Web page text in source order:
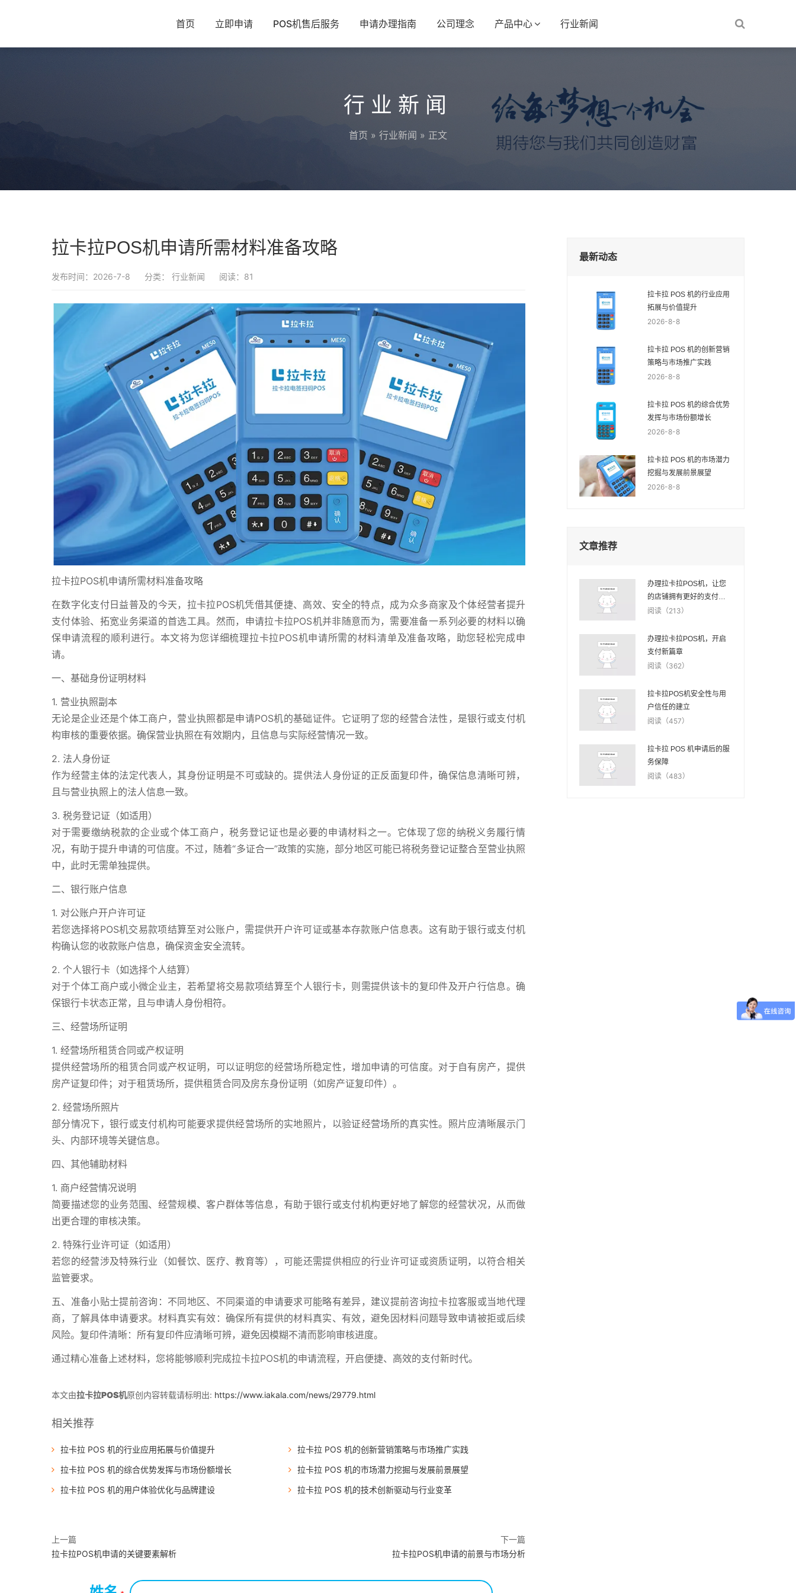
首页 立即申请 POS机售后服务 申请办理指南 公司理念 产品中心 行业新闻
行业新闻
首页 » 行业新闻 » 正文
拉卡拉POS机申请所需材料准备攻略
发布时间：2026-7-8 分类： 行业新闻 阅读：81
拉卡拉POS机申请所需材料准备攻略
在数字化支付日益普及的今天，拉卡拉POS机凭借其便捷、高效、安全的特点，成为众多商家及个体经营者提升
支付体验、拓宽业务渠道的首选工具。然而，申请拉卡拉POS机并非随意而为，需要准备一系列必要的材料以确
保申请流程的顺利进行。本文将为您详细梳理拉卡拉POS机申请所需的材料清单及准备攻略，助您轻松完成申
请。
一、基础身份证明材料
1. 营业执照副本
无论是企业还是个体工商户，营业执照都是申请POS机的基础证件。它证明了您的经营合法性，是银行或支付机
构审核的重要依据。确保营业执照在有效期内，且信息与实际经营情况一致。
2. 法人身份证
作为经营主体的法定代表人，其身份证明是不可或缺的。提供法人身份证的正反面复印件，确保信息清晰可辨，
且与营业执照上的法人信息一致。
3. 税务登记证（如适用）
对于需要缴纳税款的企业或个体工商户，税务登记证也是必要的申请材料之一。它体现了您的纳税义务履行情
况，有助于提升申请的可信度。不过，随着“多证合一”政策的实施，部分地区可能已将税务登记证整合至营业执照
中，此时无需单独提供。
二、银行账户信息
1. 对公账户开户许可证
若您选择将POS机交易款项结算至对公账户，需提供开户许可证或基本存款账户信息表。这有助于银行或支付机
构确认您的收款账户信息，确保资金安全流转。
2. 个人银行卡（如选择个人结算）
对于个体工商户或小微企业主，若希望将交易款项结算至个人银行卡，则需提供该卡的复印件及开户行信息。确
保银行卡状态正常，且与申请人身份相符。
三、经营场所证明
1. 经营场所租赁合同或产权证明
提供经营场所的租赁合同或产权证明，可以证明您的经营场所稳定性，增加申请的可信度。对于自有房产，提供
房产证复印件；对于租赁场所，提供租赁合同及房东身份证明（如房产证复印件）。
2. 经营场所照片
部分情况下，银行或支付机构可能要求提供经营场所的实地照片，以验证经营场所的真实性。照片应清晰展示门
头、内部环境等关键信息。
四、其他辅助材料
1. 商户经营情况说明
简要描述您的业务范围、经营规模、客户群体等信息，有助于银行或支付机构更好地了解您的经营状况，从而做
出更合理的审核决策。
2. 特殊行业许可证（如适用）
若您的经营涉及特殊行业（如餐饮、医疗、教育等），可能还需提供相应的行业许可证或资质证明，以符合相关
监管要求。
五、准备小贴士提前咨询：不同地区、不同渠道的申请要求可能略有差异，建议提前咨询拉卡拉客服或当地代理
商，了解具体申请要求。材料真实有效：确保所有提供的材料真实、有效，避免因材料问题导致申请被拒或后续
风险。复印件清晰：所有复印件应清晰可辨，避免因模糊不清而影响审核进度。
通过精心准备上述材料，您将能够顺利完成拉卡拉POS机的申请流程，开启便捷、高效的支付新时代。
本文由拉卡拉POS机原创内容转载请标明出: https://www.iakala.com/news/29779.html
相关推荐
拉卡拉 POS 机的行业应用拓展与价值提升
拉卡拉 POS 机的创新营销策略与市场推广实践
拉卡拉 POS 机的综合优势发挥与市场份额增长
拉卡拉 POS 机的市场潜力挖掘与发展前景展望
拉卡拉 POS 机的用户体验优化与品牌建设
拉卡拉 POS 机的技术创新驱动与行业变革
上一篇
拉卡拉POS机申请的关键要素解析
下一篇
拉卡拉POS机申请的前景与市场分析
最新动态
拉卡拉 POS 机的行业应用
拓展与价值提升
2026-8-8
拉卡拉 POS 机的创新营销
策略与市场推广实践
2026-8-8
拉卡拉 POS 机的综合优势
发挥与市场份额增长
2026-8-8
拉卡拉 POS 机的市场潜力
挖掘与发展前景展望
2026-8-8
文章推荐
办理拉卡拉POS机，让您
的店铺拥有更好的支付体
验
阅读（213）
办理拉卡拉POS机，开启
支付新篇章
阅读（362）
拉卡拉POS机安全性与用
户信任的建立
阅读（457）
拉卡拉 POS 机申请后的服
务保障
阅读（483）